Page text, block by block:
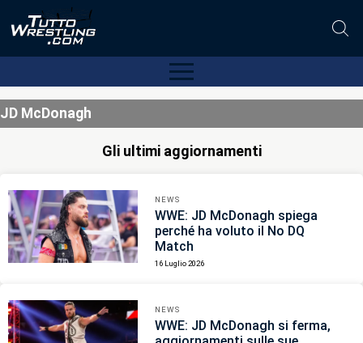
JD McDonagh
Gli ultimi aggiornamenti
NEWS
WWE: JD McDonagh spiega
perché ha voluto il No DQ
Match
16 Luglio 2026
NEWS
WWE: JD McDonagh si ferma,